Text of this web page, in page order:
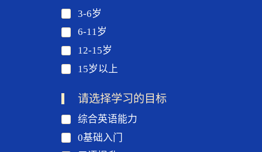
3-6岁
6-11岁
12-15岁
15岁以上
请选择学习的目标
综合英语能力
0基础入门